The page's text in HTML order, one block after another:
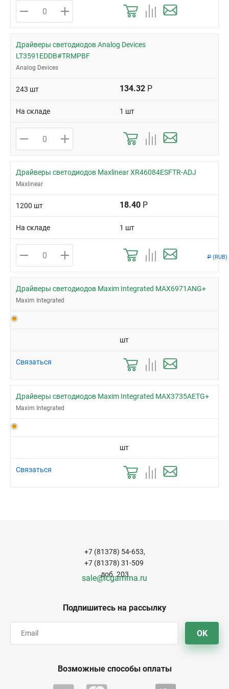
Р (RUB)
Драйверы светодиодов Analog Devices
LT3591EDDB#TRMPBF
Analog Devices
243 шт 134.32 Р
На складе 1 шт
Драйверы светодиодов Maxlinear XR46084ESFTR-ADJ
Maxlinear
1200 шт 18.40 Р
На складе 1 шт
Драйверы светодиодов Maxim Integrated MAX6971ANG+
Maxim Integrated
шт
Связаться
Драйверы светодиодов Maxim Integrated MAX3735AETG+
Maxim Integrated
шт
Связаться
Подпишитесь на рассылку
OK
+7 (81378) 54-653,
+7 (81378) 31-509
доб. 203
sale@icgamma.ru
Возможные способы оплаты